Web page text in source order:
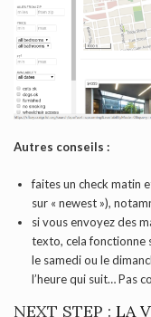
Autres conseils :
faites un check matin
sur « newest »),
si vous envoyez des
texto, cela fonctionne
le samedi ou le
l’heure qui suit… Pas
NEXT STEP : LA